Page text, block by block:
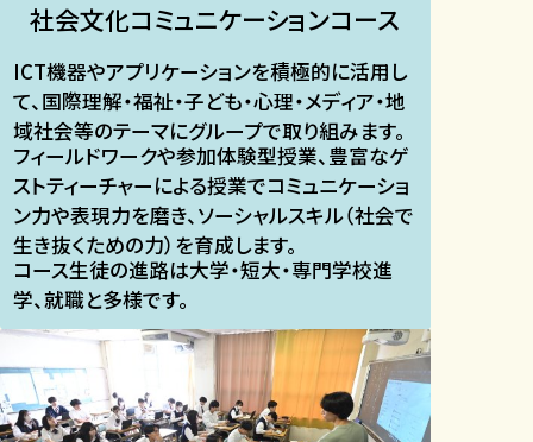
社会文化コミュニケーションコース​
ICT機器やアプリケーションを積極的に活用し
て、国際理解・福祉・子ども・心理・メディア・地
域社会等のテーマにグループで取り組みます。
フィールドワークや参加体験型授業、豊富なゲ
ストティーチャーによる授業でコミュニケーショ
ン力や表現力を磨き、ソーシャルスキル（社会で
生き抜くための力）を育成します。
コース生徒の進路は大学・短大・専門学校進
学、就職と多様です。